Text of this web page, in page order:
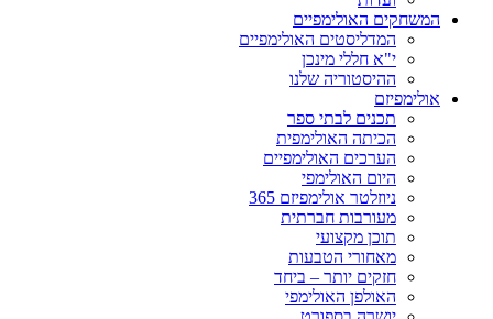
המשחקים האולימפיים
המדליסטים האולימפיים
י"א חללי מינכן
ההיסטוריה שלנו
אולימפיזם
תכנים לבתי ספר
הכיתה האולימפית
הערכים האולימפיים
היום האולימפי
ניוזלטר אולימפיזם 365
מעורבות חברתית
תוכן מקצועי
מאחורי הטבעות
חזקים יותר – ביחד
האולפן האולימפי